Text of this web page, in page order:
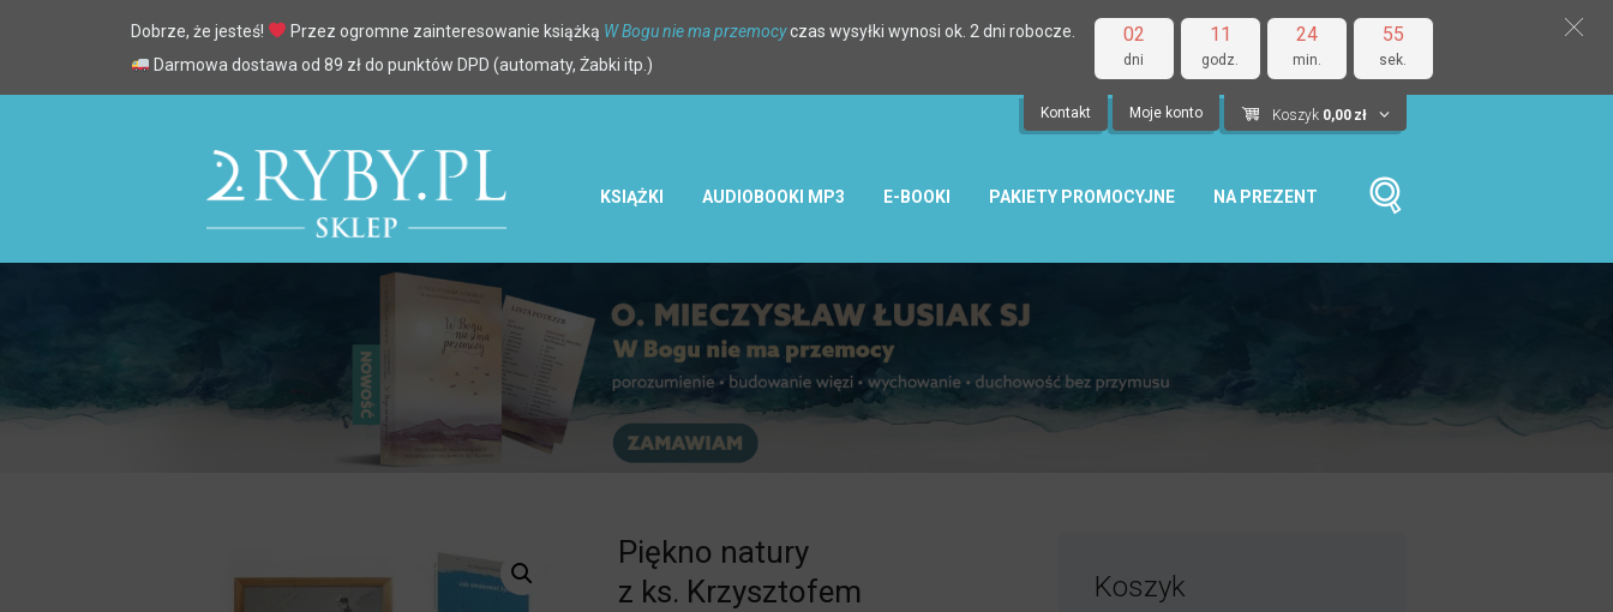
02
dni
11
godz.
24
min.
54
sek.
Dobrze, że jesteś! Przez ogromne zainteresowanie książką W Bogu nie ma przemocyczas wysyłki wynosi ok. 2 dni robocze.
Darmowa dostawa od 89 zł do punktów DPD (automaty, Żabki itp.)
Kontakt Moje konto Koszyk 0,00 zł
KSIĄŻKI AUDIOBOOKI MP3 E-BOOKI PAKIETY PROMOCYJNE NA PREZENT
Piękno natury
z ks. Krzysztofem
Koszyk